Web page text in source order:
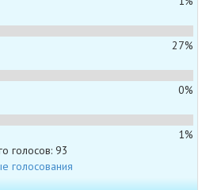
27%
0%
1%
голосов: 93
голосования